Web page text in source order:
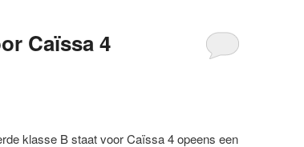
Caïssa 4
klasse B staat voor Caïssa 4 opeens een